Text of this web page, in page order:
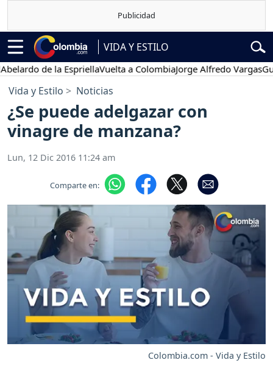
VIDA Y ESTILO
de la EspriellaVuelta a ColombiaJorge Alfredo VargasGustavo
Vida y Estilo Noticias
¿Se puede adelgazar con
vinagre de manzana?
Lun, 12 Dic 2016 11:24 am
Comparte en:
Colombia.com - Vida y Estilo